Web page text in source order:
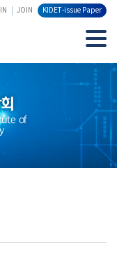
JOIN KIDET-issue Paper
of